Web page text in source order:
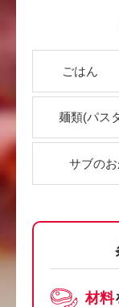
ごはん
麺類(パス
サブの
材料